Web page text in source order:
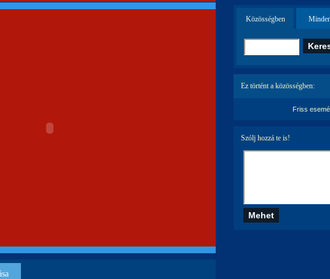
Közösségben
Ez történt a közösségben:
Friss
Szólj hozzá te is!